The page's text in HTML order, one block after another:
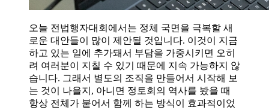
오늘 전법행자대회에서는 정체 국면을 극복할 새
로운 대안들이 많이 제안될 것입니다. 이것이 지금
하고 있는 일에 추가돼서 부담을 가중시키면 오히
려 여러분이 지칠 수 있기 때문에 지속 가능하지 않
습니다. 그래서 별도의 조직을 만들어서 시작해 보
는 것이 나을지, 아니면 정토회의 역사를 봤을 때
항상 전체가 붙어서 함께 하는 방식이 효과적이었